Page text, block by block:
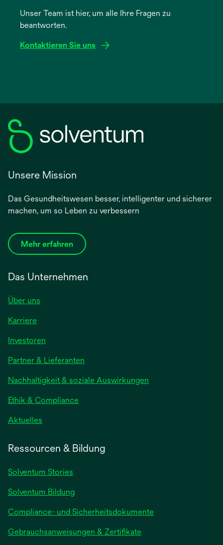
neuen
Registerkarte
Unser Team ist hier, um alle Ihre Fragen zu
beantworten.
Kontaktieren Sie uns
Unsere Mission
Das Gesundheitswesen besser, intelligenter und sicherer
machen, um so Leben zu verbessern
Mehr erfahren
Das Unternehmen
Über uns
Karriere
Investoren
einer
neuen
Registerkarte
geöffnet
Partner & Lieferanten
Nachhaltigkeit & soziale Auswirkungen
Ethik & Compliance
Aktuelles
Registerkarte
Ressourcen & Bildung
Solventum Stories
Solventum Bildung
Compliance- und Sicherheitsdokumente
Gebrauchsanweisungen & Zertifikatewird